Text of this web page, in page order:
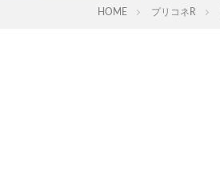
HOME プリコネR